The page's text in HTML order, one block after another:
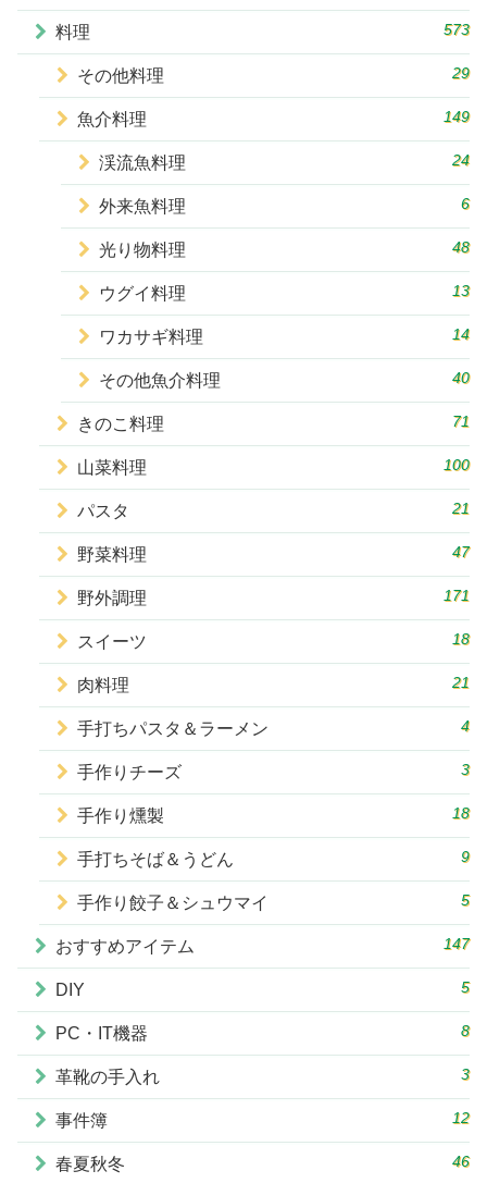
料理 573
その他料理 29
魚介料理 149
渓流魚料理 24
外来魚料理 6
光り物料理 48
ウグイ料理 13
ワカサギ料理 14
その他魚介料理 40
きのこ料理 71
山菜料理 100
パスタ 21
野菜料理 47
野外調理 171
スイーツ 18
肉料理 21
手打ちパスタ＆ラーメン 4
手作りチーズ 3
手作り燻製 18
手打ちそば＆うどん 9
手作り餃子＆シュウマイ 5
おすすめアイテム 147
DIY 5
PC・IT機器 8
革靴の手入れ 3
事件簿 12
春夏秋冬 46